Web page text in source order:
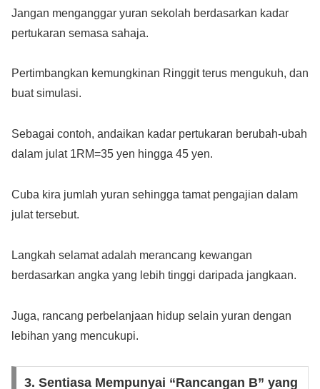
Jangan menganggar yuran sekolah berdasarkan kadar
pertukaran semasa sahaja.
Pertimbangkan kemungkinan Ringgit terus mengukuh, dan
buat simulasi.
Sebagai contoh, andaikan kadar pertukaran berubah-ubah
dalam julat 1RM=35 yen hingga 45 yen.
Cuba kira jumlah yuran sehingga tamat pengajian dalam
julat tersebut.
Langkah selamat adalah merancang kewangan
berdasarkan angka yang lebih tinggi daripada jangkaan.
Juga, rancang perbelanjaan hidup selain yuran dengan
lebihan yang mencukupi.
3. Sentiasa Mempunyai “Rancangan B” yang